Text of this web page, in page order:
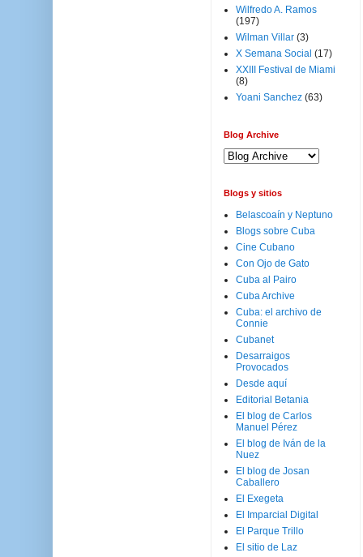
Wilfredo A. Ramos
(197)
Wilman Villar (3)
X Semana Social (17)
XXIII Festival de Miami
(8)
Yoani Sanchez (63)
Blog Archive
Blogs y sitios
Belascoaín y Neptuno
Blogs sobre Cuba
Cine Cubano
Con Ojo de Gato
Cuba al Pairo
Cuba Archive
Cuba: el archivo de
Connie
Cubanet
Desarraigos
Provocados
Desde aquí
Editorial Betania
El blog de Carlos
Manuel Pérez
El blog de Iván de la
Nuez
El blog de Josan
Caballero
El Exegeta
El Imparcial Digital
El Parque Trillo
El sitio de Laz